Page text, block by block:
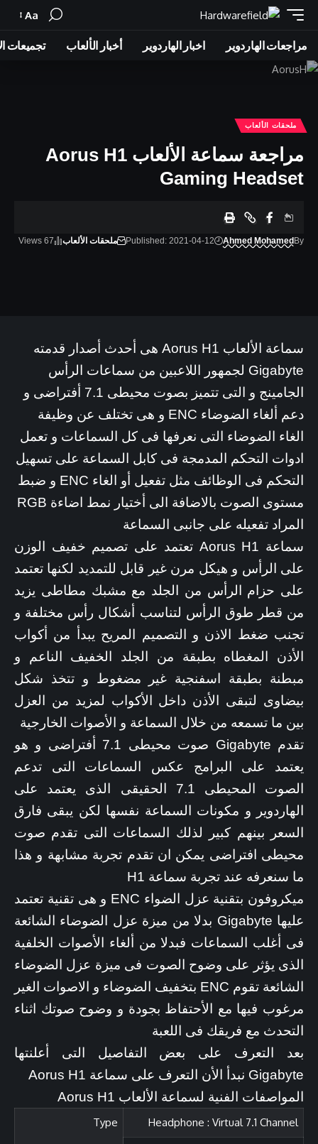
Font
Resizer
Aa
مراجعات الهاردوير اخبار الهاردوير أخبار الألعاب تجميعات
ملحقات الألعاب
مراجعة سماعة الألعاب Aorus H1
Gaming Headset
By
Ahmed Mohamed
Published: 2021-04-12 ملحقات الألعاب 67 Views
سماعة الألعاب Aorus H1 هى أحدث أصدار قدمته
Gigabyte لجمهور اللاعبين من سماعات الرأس
الجامينج و التى تتميز بصوت محيطى 7.1 أفتراضى و
دعم ألغاء الضوضاء ENC و هى تختلف عن وظيفة
الغاء الضوضاء التى نعرفها فى كل السماعات و تعمل
ادوات التحكم المدمجة فى كابل السماعة على تسهيل
التحكم فى الوظائف مثل تفعيل أو الغاء ENC و ضبط
مستوى الصوت بالاضافة الى أختيار نمط اضاءة RGB
المراد تفعيله على جانبى السماعة
سماعة Aorus H1 تعتمد على تصميم خفيف الوزن
على الرأس و هيكل مرن غير قابل للتمديد لكنها تعتمد
على حزام الرأس من الجلد مع مشبك مطاطى يزيد
من قطر طوق الرأس لتناسب أشكال رأس مختلفة و
تجنب ضغط الاذن و التصميم المريح يبدأ من أكواب
الأذن المغطاه بطبقة من الجلد الخفيف الناعم و
مبطنة بطبقة اسفنجية غير مضغوط و تتخذ شكل
بيضاوى لتبقى الأذن داخل الأكواب لمزيد من العزل
بين ما تسمعه من خلال السماعة و الأصوات الخارجية
تقدم Gigabyte صوت محيطى 7.1 أفتراضى و هو
يعتمد على البرامج عكس السماعات التى تدعم
الصوت المحيطى 7.1 الحقيقى الذى يعتمد على
الهاردوير و مكونات السماعة نفسها لكن يبقى فارق
السعر بينهم كبير لذلك السماعات التى تقدم صوت
محيطى افتراضى يمكن ان تقدم تجربة مشابهة و هذا
ما سنعرفه عند تجربة سماعة H1
ميكروفون بتقنية عزل الضواء ENC و هى تقنية تعتمد
عليها Gigabyte بدلا من ميزة عزل الضوضاء الشائعة
فى أغلب السماعات فبدلا من ألغاء الأصوات الخلفية
الذى يؤثر على وضوح الصوت فى ميزة عزل الضوضاء
الشائعة تقوم ENC بتخفيف الضوضاء و الاصوات الغير
مرغوب فيها مع الأحتفاظ بجودة و وضوح صوتك اثناء
التحدث مع فريقك فى اللعبة
بعد التعرف على بعض التفاصيل التى أعلنتها
Gigabyte نبدأ الأن التعرف على سماعة Aorus H1
المواصفات الفنية لسماعة الألعاب Aorus H1
Type Headphone : Virtual 7.1 Channel